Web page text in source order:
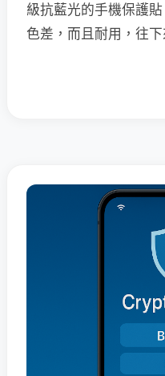
級抗藍光的手機保護
色差，而且耐用，往